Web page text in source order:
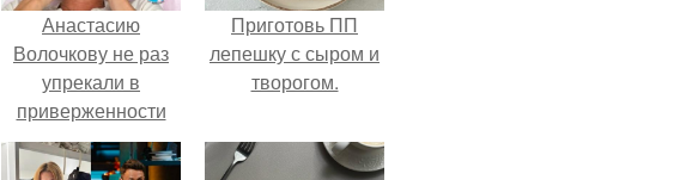
Анастасию
Волочкову не раз
упрекали в
приверженности
устаревшим бьюти -
процедурам.
Приготовь ПП
лепешку с сыром и
творогом.